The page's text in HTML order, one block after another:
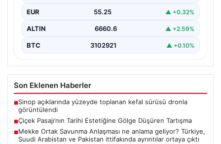
EUR 55.25 ▲ +0.32%
ALTIN 6660.6 ▲ +2.59%
BTC 3102921 ▲ +0.10%
Son Eklenen Haberler
■Sinop açıklarında yüzeyde toplanan kefal sürüsü dronla
görüntülendi
■Çiçek Pasajı’nın Tarihi Estetiğine Gölge Düşüren Tartışma
■Mekke Ortak Savunma Anlaşması ne anlama geliyor? Türkiye,
Suudi Arabistan ve Pakistan ittifakında ayrıntılar ortaya çıktı